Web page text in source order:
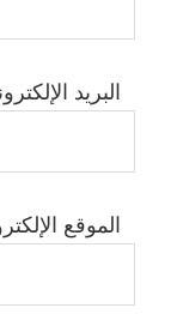
البريد
الموقع